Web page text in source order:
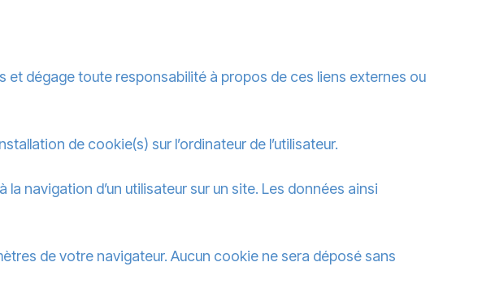
et dégage toute responsabilité à propos de ces liens externes ou
de cookie(s) sur l’ordinateur de l’utilisateur.
navigation d’un utilisateur sur un site. Les données ainsi
de votre navigateur. Aucun cookie ne sera déposé sans